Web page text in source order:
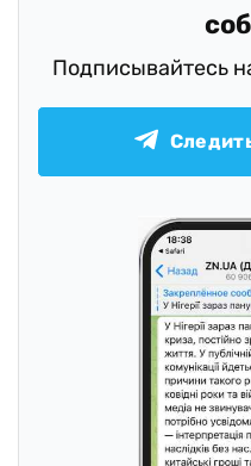
Подписывайтесь